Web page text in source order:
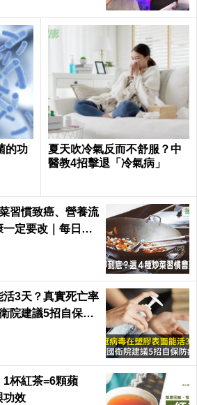
的功
夏天吹冷氣反而不舒服？中
醫教4招擊退「冷氣病」
習慣致癌、營養流
定要改｜每日健
3天？真實死亡率
院建議5招自保防
1杯紅茶=6顆蘋
功效